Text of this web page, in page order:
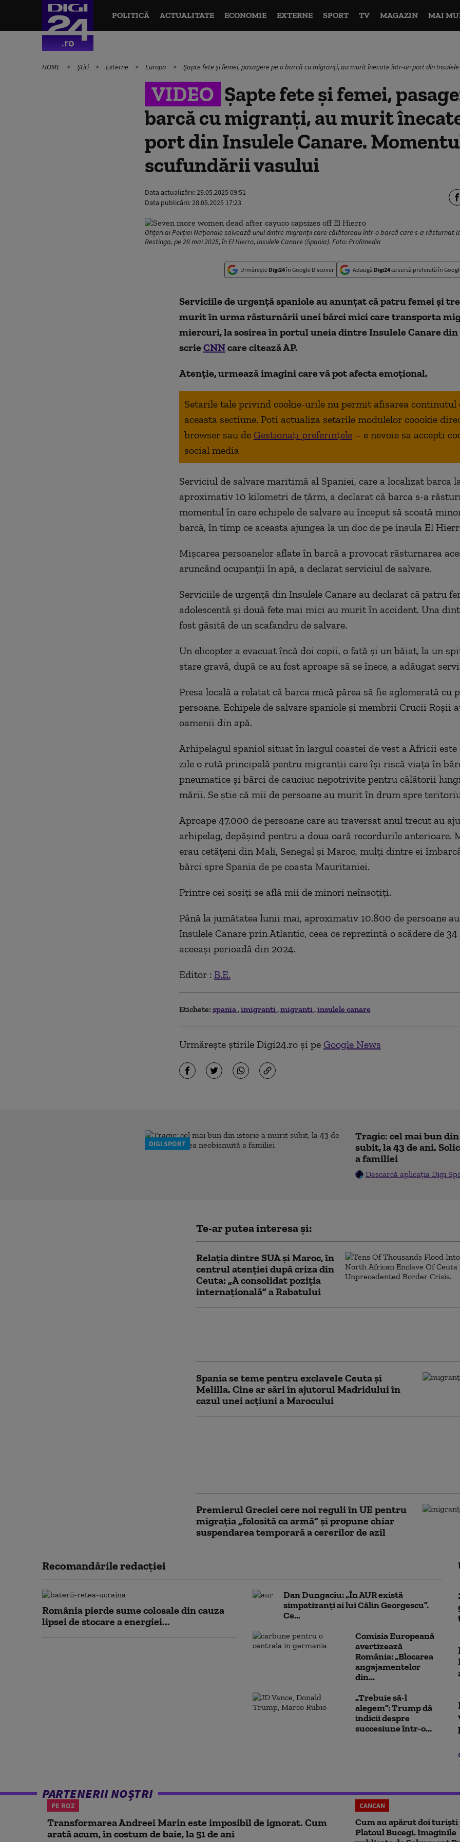
POLITICĂ ACTUALITATE ECONOMIE EXTERNE SPORT TV MAGAZIN MAI
HOME Știri Externe Europa Șapte fete și femei, pasagere pe o barcă cu migranți, au murit înecate într-un port din
VIDEO Șapte fete și femei,
barcă cu migranți, au murit
port din Insulele Canare.
scufundării vasului
Data actualizării:29.05.2025 09:51
Data publicării:28.05.2025 17:23
Ofițeri ai Poliției Naționale salvează unul dintre migranții care călătoreau într-o barcă care s-a răsturnat
Restinga, pe 28 mai 2025, în El Hierro, Insulele Canare (Spania). Foto: Profimedia
Urmărește Digi24în Google Discover Adaugă Digi24ca sursă preferată în
Serviciile de urgență spaniole au anunțat că patru femei și
murit în urma răsturnării unei bărci mici care transporta
miercuri, la sosirea în portul uneia dintre Insulele Canare din
scrie CNNcare citează AP.
Atenție, urmează imagini care vă pot afecta emoțional.
Setarile tale privind cookie-urile nu permit afisarea continutul
aceasta sectiune. Poti actualiza setarile modulelor coookie
browser sau de Gestionați preferințele – e nevoie sa accepti
social media
Serviciul de salvare maritimă al Spaniei, care a localizat barca
aproximativ 10 kilometri de țărm, a declarat că barca s-a
momentul în care echipele de salvare au început să scoată
barcă, în timp ce aceasta ajungea la un doc de pe insula El
Mișcarea persoanelor aflate în barcă a provocat răsturnarea
aruncând ocupanții în apă, a declarat serviciul de salvare.
Serviciile de urgență din Insulele Canare au declarat că patru
adolescentă și două fete mai mici au murit în accident. Una
fost găsită de un scafandru de salvare.
Un elicopter a evacuat încă doi copii, o fată și un băiat, la un
stare gravă, după ce au fost aproape să se înece, a adăugat
Presa locală a relatat că barca mică părea să fie aglomerată cu
persoane. Echipele de salvare spaniole și membrii Crucii Roșii
oamenii din apă.
Arhipelagul spaniol situat în largul coastei de vest a Africii este
zile o rută principală pentru migranții care își riscă viața în
pneumatice și bărci de cauciuc nepotrivite pentru călătorii
mării. Se știe că mii de persoane au murit în drum spre
Aproape 47.000 de persoane care au traversat anul trecut au
arhipelag, depășind pentru a doua oară recordurile anterioare.
erau cetățeni din Mali, Senegal și Maroc, mulți dintre ei
bărci spre Spania de pe coasta Mauritaniei.
Printre cei sosiți se află mii de minori neînsoțiți.
Până la jumătatea lunii mai, aproximativ 10.800 de persoane
Insulele Canare prin Atlantic, ceea ce reprezintă o scădere de 34
aceeași perioadă din 2024.
Editor : B.E.
Etichete: spania imigranti migranti insulele canare
Urmărește știrile Digi24.ro și pe Google News
DIGI SPORT
Tragic: cel mai bun
subit, la 43 de ani.
a familiei
Descarcă aplicația Digi
Te-ar putea interesa și:
Relația dintre SUA și Maroc, în
centrul atenției după criza din
Ceuta: „A consolidat poziția
internațională” a Rabatului
Spania se teme pentru exclavele Ceuta și
Melilla. Cine ar sări în ajutorul Madridului în
cazul unei acțiuni a Marocului
Premierul Greciei cere noi reguli în UE pentru
migrația „folosită ca armă” și propune chiar
suspendarea temporară a cererilor de azil
Recomandările redacţiei
România pierde sume colosale din cauza
lipsei de stocare a energiei...
Dan Dungaciu: „În AUR există
simpatizanți ai lui Călin Georgescu”.
Ce...
Comisia Europeană
avertizează
România: „Blocarea
angajamentelor
din...
„Trebuie să-l
alegem”: Trump dă
indicii despre
succesiune într-o...
PARTENERII NOȘTRI
PE ROZ
Transformarea Andreei Marin este imposibil de ignorat. Cum
arată acum, în costum de baie, la 51 de ani
CANCAN
Cum au apărut doi turiști
Platoul Bucegi. Imaginile